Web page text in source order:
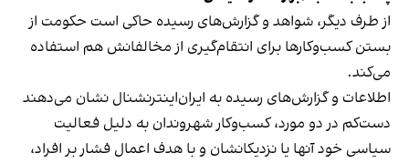
از طرف دیگر، شواهد و گزارش‌های رسیده حاکی است حکومت از
بستن کسب‌وکارها برای انتقام‌گیری از مخالفانش هم استفاده
می‌کند.
اطلاعات و گزارش‌های رسیده به ایران‌اینترنشنال نشان می‌دهند
دست‌کم در دو مورد، کسب‌وکار شهروندان به دلیل فعالیت
سیاسی خود آنها یا نزدیکانشان و با هدف اعمال فشار بر افراد،